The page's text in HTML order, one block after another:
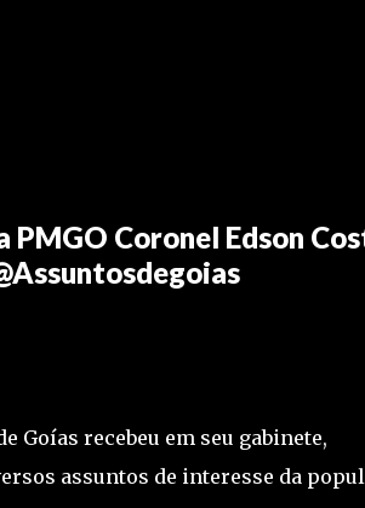
Coronel Edson
Goías recebeu em seu gabinete,
assuntos de interesse da